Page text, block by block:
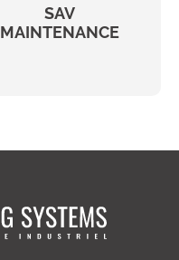
SAV
MAINTENANCE